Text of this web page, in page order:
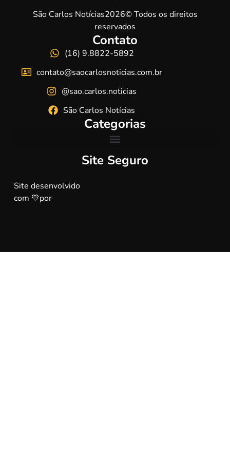
São Carlos Notícias2026© Todos os direitos
reservados
Contato
(16) 9.8822-5892
contato@saocarlosnoticias.com.br
@sao.carlos.noticias
São Carlos Notícias
Categorias
Site Seguro
Site desenvolvido
com 💙por